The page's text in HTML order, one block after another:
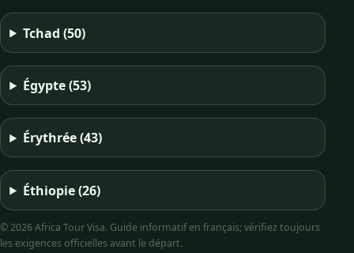
Tchad(50)
Égypte(53)
Érythrée(43)
Éthiopie(26)
© 2026 Africa Tour Visa. Guide informatif en français; vérifiez toujours
les exigences officielles avant le départ.